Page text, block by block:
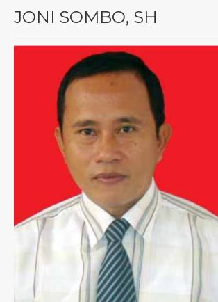
JONI SOMBO, SH